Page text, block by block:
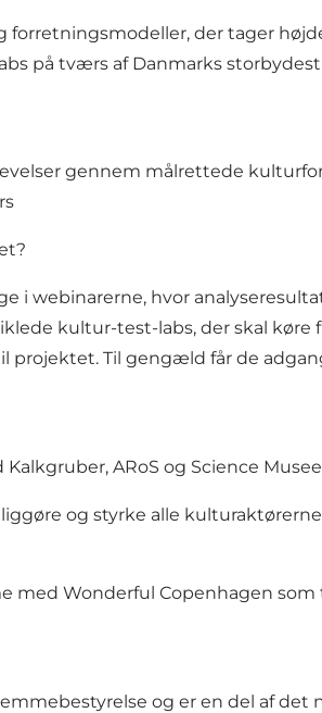
forretningsmodeller, der tager
på tværs af Danmarks
gennem målrettede
i webinarerne, hvor
kultur-test-labs, der skal
projektet. Til gengæld får de
ARoS og Science
og styrke alle
med Wonderful Copenhagen
og er en del af det